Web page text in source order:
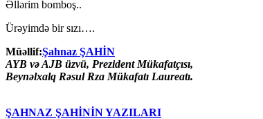
Əllərim bomboş..
Ürəyimdə bir sızı….
Müəllif:Şahnaz ŞAHİN
AYB və AJB üzvü, Prezident Mükafatçısı,
Beynəlxalq Rəsul Rza Mükafatı Laureatı.
ŞAHNAZ ŞAHİNİN YAZILARI